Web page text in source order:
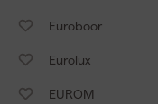
Euroboor
Eurolux
EUROM